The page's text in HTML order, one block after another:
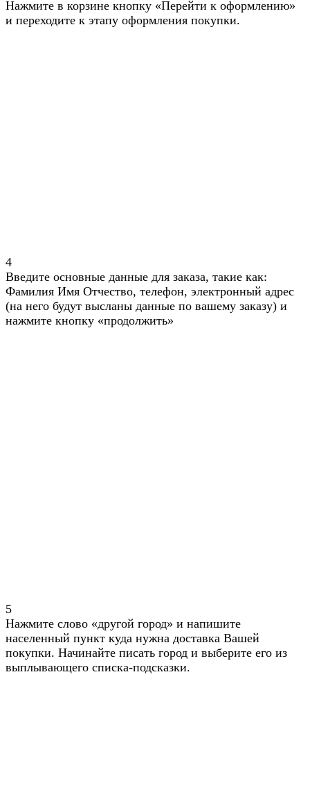
Нажмите в корзине кнопку «Перейти к оформлению»
и переходите к этапу оформления покупки.
4
Введите основные данные для заказа, такие как:
Фамилия Имя Отчество, телефон, электронный адрес
(на него будут высланы данные по вашему заказу) и
нажмите кнопку «продолжить»
5
Нажмите слово «другой город» и напишите
населенный пункт куда нужна доставка Вашей
покупки. Начинайте писать город и выберите его из
выплывающего списка-подсказки.